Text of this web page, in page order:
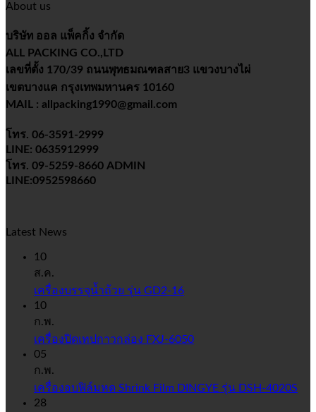
หมู่
About us
บริษัท ออล แพ็คกิ้ง จำกัด
ALL PACKING CO.,LTD
เลขที่ตั้ง 170/39 ถนนพุทธมณฑลสาย3 แขวงบางไผ่
เขตบางแค กรุงเทพมหานคร 10160
MAIL : allpacking1990@gmail.com
โทร. 06-3591-2999
LINE: 0635912999
โทร. 09-5259-8660 ADMIN
LINE:0952598660
Latest News
10
ส.ค.
เครื่องบรรจุน้ำถ้วย รุ่น GD2-16
10
ก.พ.
เครื่องปิดเทปกาวกล่อง FXJ-6050
05
ก.พ.
เครื่องอบฟิล์มหด Shrink Film DINGYE รุ่น DSH-4020S
28